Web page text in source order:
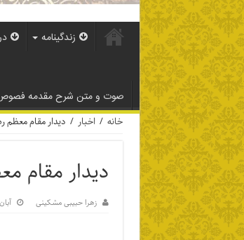
زندگینامه
صوت و متن شرح مقدمه
خانه / اخبار / دیدار مقام معظم
دیدار مقام
زهرا حبیبی مشکینی آبان ۱۶, ۱۳۹۸